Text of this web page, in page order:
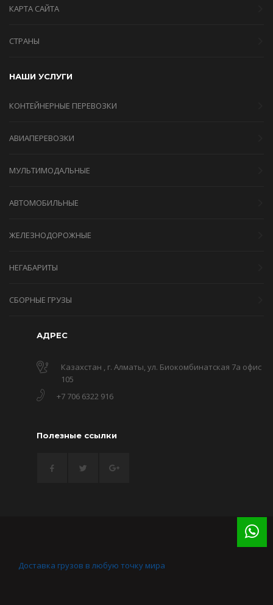
КАРТА САЙТА
СТРАНЫ
НАШИ УСЛУГИ
КОНТЕЙНЕРНЫЕ ПЕРЕВОЗКИ
АВИАПЕРЕВОЗКИ
МУЛЬТИМОДАЛЬНЫЕ
АВТОМОБИЛЬНЫЕ
ЖЕЛЕЗНОДОРОЖНЫЕ
НЕГАБАРИТЫ
СБОРНЫЕ ГРУЗЫ
АДРЕС
Казахстан , г. Алматы, ул. Биокомбинатская 7а офис
105
+7 706 6322 916
Полезные ссылки
Доставка грузов в любую точку мира